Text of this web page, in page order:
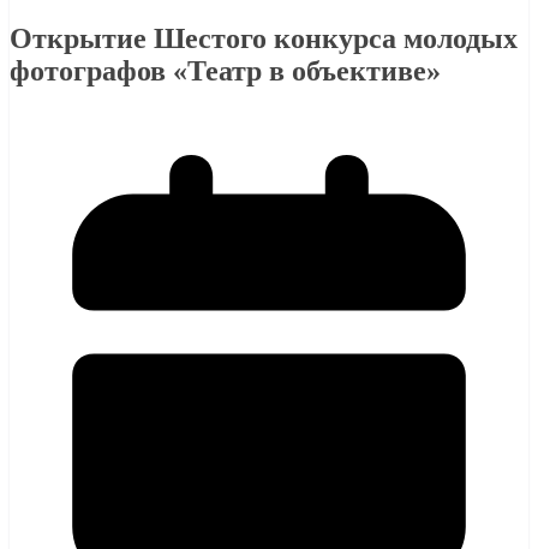
Открытие Шестого конкурса молодых
фотографов «Театр в объективе»